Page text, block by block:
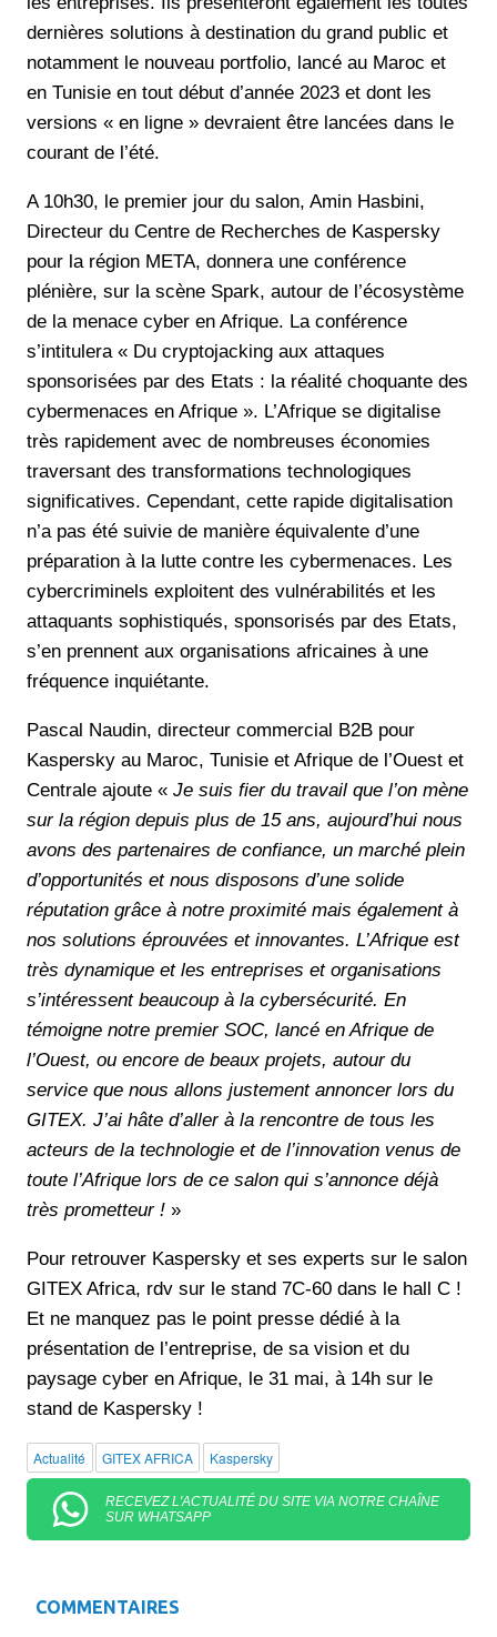
dernières solutions à destination du grand public et
notamment le nouveau portfolio, lancé au Maroc et
en Tunisie en tout début d’année 2023 et dont les
versions « en ligne » devraient être lancées dans le
courant de l’été.
A 10h30, le premier jour du salon, Amin Hasbini,
Directeur du Centre de Recherches de Kaspersky
pour la région META, donnera une conférence
plénière, sur la scène Spark, autour de l’écosystème
de la menace cyber en Afrique. La conférence
s’intitulera « Du cryptojacking aux attaques
sponsorisées par des Etats : la réalité choquante des
cybermenaces en Afrique ». L’Afrique se digitalise
très rapidement avec de nombreuses économies
traversant des transformations technologiques
significatives. Cependant, cette rapide digitalisation
n’a pas été suivie de manière équivalente d’une
préparation à la lutte contre les cybermenaces. Les
cybercriminels exploitent des vulnérabilités et les
attaquants sophistiqués, sponsorisés par des Etats,
s’en prennent aux organisations africaines à une
fréquence inquiétante.
Pascal Naudin, directeur commercial B2B pour
Kaspersky au Maroc, Tunisie et Afrique de l’Ouest et
Centrale ajoute « Je suis fier du travail que l’on mène
sur la région depuis plus de 15 ans, aujourd’hui nous
avons des partenaires de confiance, un marché plein
d’opportunités et nous disposons d’une solide
réputation grâce à notre proximité mais également à
nos solutions éprouvées et innovantes. L’Afrique est
très dynamique et les entreprises et organisations
s’intéressent beaucoup à la cybersécurité. En
témoigne notre premier SOC, lancé en Afrique de
l’Ouest, ou encore de beaux projets, autour du
service que nous allons justement annoncer lors du
GITEX. J’ai hâte d’aller à la rencontre de tous les
acteurs de la technologie et de l’innovation venus de
toute l’Afrique lors de ce salon qui s’annonce déjà
très prometteur ! »
Pour retrouver Kaspersky et ses experts sur le salon
GITEX Africa, rdv sur le stand 7C-60 dans le hall C !
Et ne manquez pas le point presse dédié à la
présentation de l’entreprise, de sa vision et du
paysage cyber en Afrique, le 31 mai, à 14h sur le
stand de Kaspersky !
Actualité GITEX AFRICA Kaspersky
RECEVEZ L'ACTUALITÉ DU SITE VIA NOTRE CHAÎNE
SUR WHATSAPP
COMMENTAIRES